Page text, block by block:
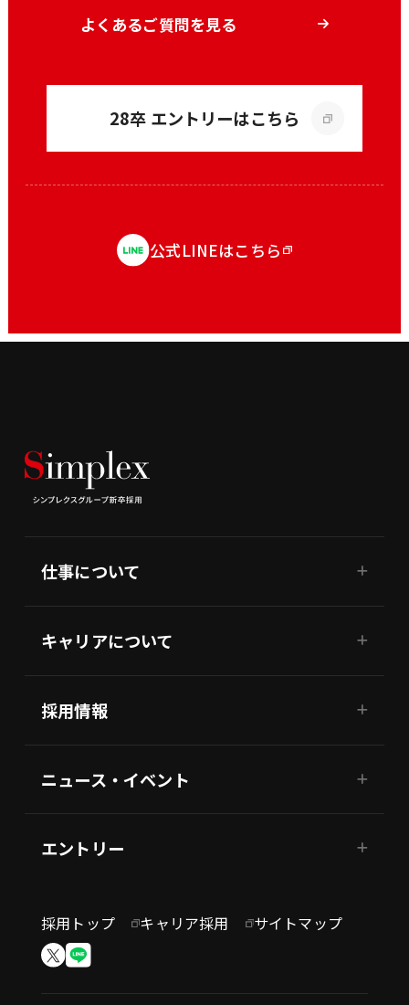
よくあるご質問を見る
28卒 エントリーはこちら
公式LINEはこちら
仕事について
キャリアについて
採用情報
ニュース・イベント
エントリー
採用トップ キャリア採用 サイトマップ